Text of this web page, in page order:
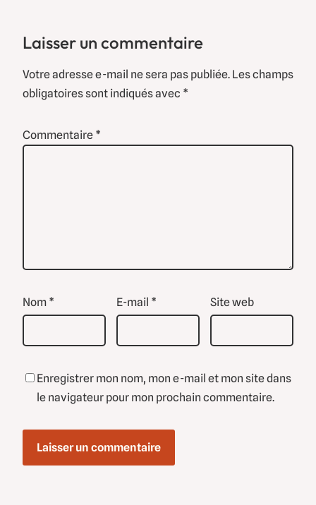
Laisser un commentaire
Votre adresse e-mail ne sera pas publiée. Les champs
obligatoires sont indiqués avec *
Commentaire *
Nom * E-mail * Site web
Enregistrer mon nom, mon e-mail et mon site dans
le navigateur pour mon prochain commentaire.